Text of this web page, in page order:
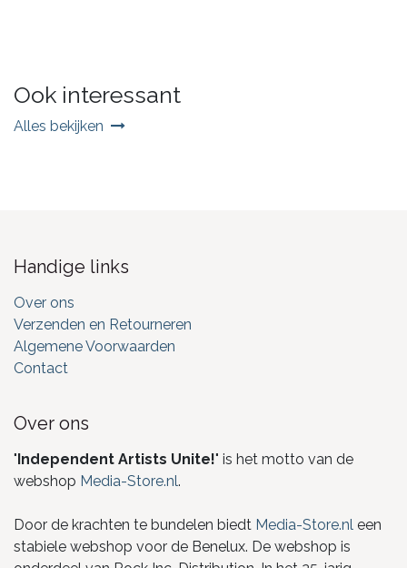
Ook interessant
Alles bekijken
Handige links
Over ons
Verzenden en Retourneren
Algemene Voorwaarden
Contact
Over ons
" Independent Artists Unite!" is het motto van de
webshop Media-Store.nl.
Door de krachten te bundelen biedt Media-Store.nl een
stabiele webshop voor de Benelux. De webshop is